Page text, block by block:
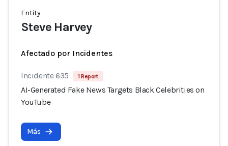
Entity
Steve Harvey
Afectado por Incidentes
Incidente 635 1 Report
AI-Generated Fake News Targets Black Celebrities on
YouTube
Más